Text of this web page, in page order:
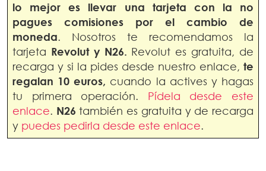
lo mejor es llevar una tarjeta con la no
pagues comisiones por el cambio de
moneda. Nosotros te recomendamos la
tarjeta Revolut y N26. Revolut es gratuita, de
recarga y si la pides desde nuestro enlace, te
regalan 10 euros, cuando la actives y hagas
tu primera operación. Pídela desde este
enlace. N26 también es gratuita y de recarga
y puedes pedirla desde este enlace.